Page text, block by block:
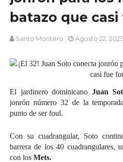
batazo que
Santo Montero Agosto 22, 2025
El jardinero dominicano Juan
jonrón número 32 de la
punto de ser foul.
Con su cuadrangular, Soto
barrera de los 40 cuadrangulares,
con los Mets.